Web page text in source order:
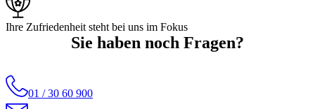
Ihre Zufriedenheit steht bei uns im Fokus
Sie haben noch Fragen?
01 / 30 60 900